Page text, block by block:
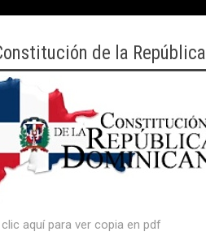
de la República
aquí para ver copia en pdf